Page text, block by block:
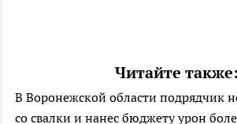
Читайте также:
В Воронежской области подрядчик
со свалки и нанес бюджету урон